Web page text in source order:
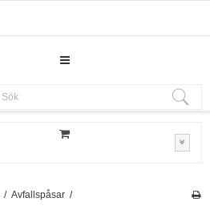
Sök
/ Avfallspåsar /